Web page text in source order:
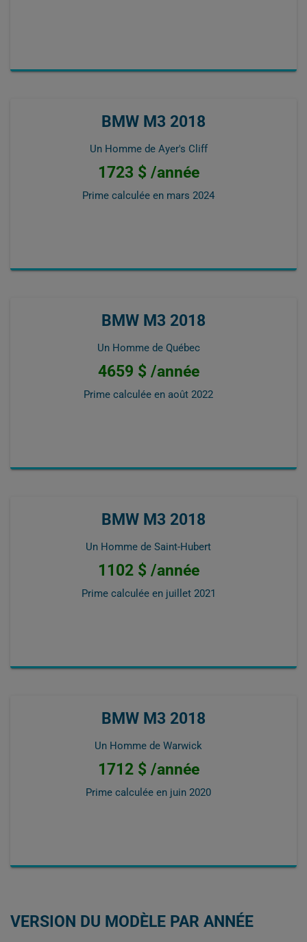
BMW M3 2018
Un Homme de Ayer's Cliff
1723 $ /année
Prime calculée en mars 2024
BMW M3 2018
Un Homme de Québec
4659 $ /année
Prime calculée en août 2022
BMW M3 2018
Un Homme de Saint-Hubert
1102 $ /année
Prime calculée en juillet 2021
BMW M3 2018
Un Homme de Warwick
1712 $ /année
Prime calculée en juin 2020
VERSION DU MODÈLE PAR ANNÉE